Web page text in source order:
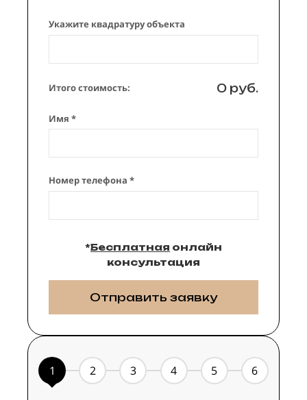
Укажите квадратуру объекта
Итого стоимость: 0 руб.
Имя *
Номер телефона *
*Бесплатная онлайн
консультация
Отправить заявку
1 2 3 4 5 6